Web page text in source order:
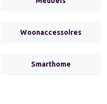
Woonaccessoires
Smarthome